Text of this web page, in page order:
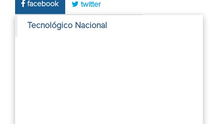
facebook twitter
Tecnológico Nacional